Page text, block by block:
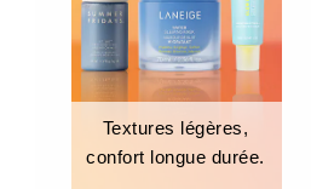
Textures légères,
confort longue durée.